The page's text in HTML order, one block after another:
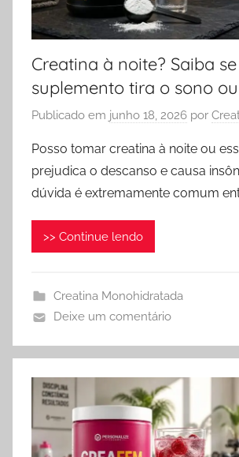
Creatina à noite? Saiba
suplemento tira o sono
Publicado em junho 18, 2026 por
Posso tomar creatina à noite ou
prejudica o descanso e causa
dúvida é extremamente comum
>> Continue lendo
Creatina Monohidratada
Deixe um comentário